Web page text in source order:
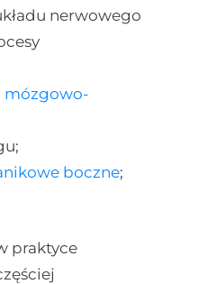
nerwowego
mózgowo-
boczne;
praktyce